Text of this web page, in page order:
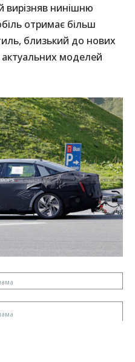
вирізняв нинішню
отримає більш
близький до нових
моделей